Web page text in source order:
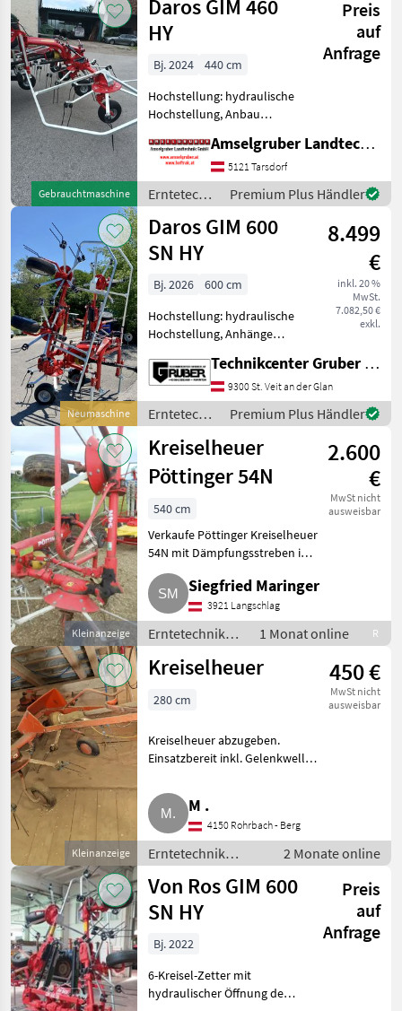
Daros
Gebrauchtmaschine
Daros GIM 460
HY
Preis
auf
Anfrage
Bj. 2024
440 cm
Hochstellung: hydraulische
Hochstellung, Anbau
4 er Kreisler mit 440 cm
Arbeitsbreite Schwenkbock
mit hydr .Stoßdämpfer und
Sektorräder T
Amselgruber Landtechnik GmbH
5121 Tarsdorf
Erntetechnik
Grünland /
Daros
Premium Plus Händler
Neumaschine
Daros GIM 600
SN HY
8.499
€
inkl. 20 %
MwSt.
7.082,50 €
exkl.
Bj. 2026
600 cm
Hochstellung: hydraulische
Hochstellung, Anhänge
Grenzstreueinrichtung,
Streuwinkelverstellung,
Schutzbügel Neue
Generation der
Kreiselheuer, die von Daros
ITA
Technikcenter Gruber GmbH
9300 St. Veit an der Glan
Erntetechnik
Grünland /
Daros
Premium Plus Händler
Kleinanzeige
Kreiselheuer
Pöttinger 54N
2.600
€
MwSt nicht
ausweisbar
540 cm
Verkaufe Pöttinger Kreiselheuer
54N mit Dämpfungsstreben im
guten Zustand. Erntetechnik
Grünland Kreiselheuer
Siegfried Maringer
3921 Langschlag
Erntetechnik
Grünland /
Kreiselheuer
1 Monat online R
Kleinanzeige
Kreiselheuer 450 €
MwSt nicht
ausweisbar
280 cm
Kreiselheuer abzugeben.
Einsatzbereit inkl. Gelenkwelle.
Kreiselheuer
M .
4150 Rohrbach - Berg
Erntetechnik
Grünland /
Kreiselheuer
2 Monate online
Von Ros GIM 600
SN HY
Preis
auf
Anfrage
Bj. 2022
6-Kreisel-Zetter mit
hydraulischer Öffnung der